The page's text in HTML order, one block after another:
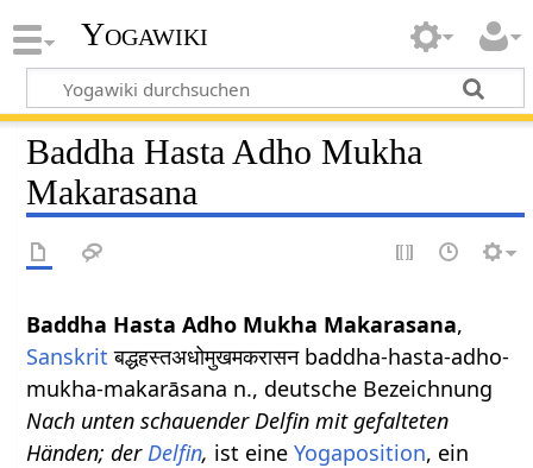
Yogawiki
Baddha Hasta Adho Mukha
Makarasana
Baddha Hasta Adho Mukha Makarasana,
Sanskrit बद्धहस्तअधोमुखमकरासन baddha-hasta-adho-
mukha-makarāsana n., deutsche Bezeichnung
Nach unten schauender Delfin mit gefalteten
Händen; derDelfin, ist eineYogaposition, ein